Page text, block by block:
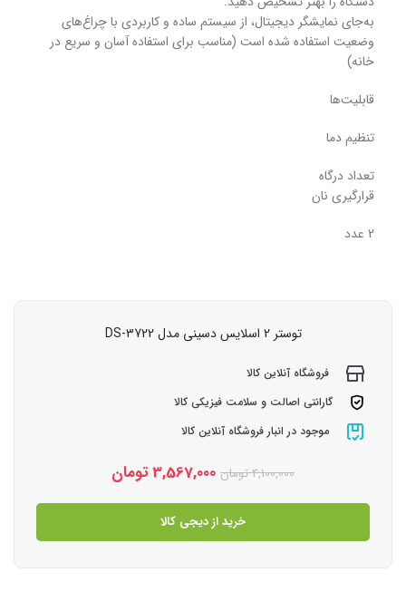
به‌جای نمایشگر دیجیتال، از سیستم ساده و کاربردی با چراغ‌های
وضعیت استفاده شده است (مناسب برای استفاده آسان و سریع در
خانه)
قابلیت‌ها
تنظیم دما
تعداد درگاه
قرارگیری نان
2 عدد
توستر 2 اسلایس دسینی مدل DS-3722
فروشگاه آنلاین کالا
گارانتی اصالت و سلامت فیزیکی کالا
موجود در انبار فروشگاه آنلاین کالا
4,100,000تومان 3,567,000تومان
خرید از دیجی کالا